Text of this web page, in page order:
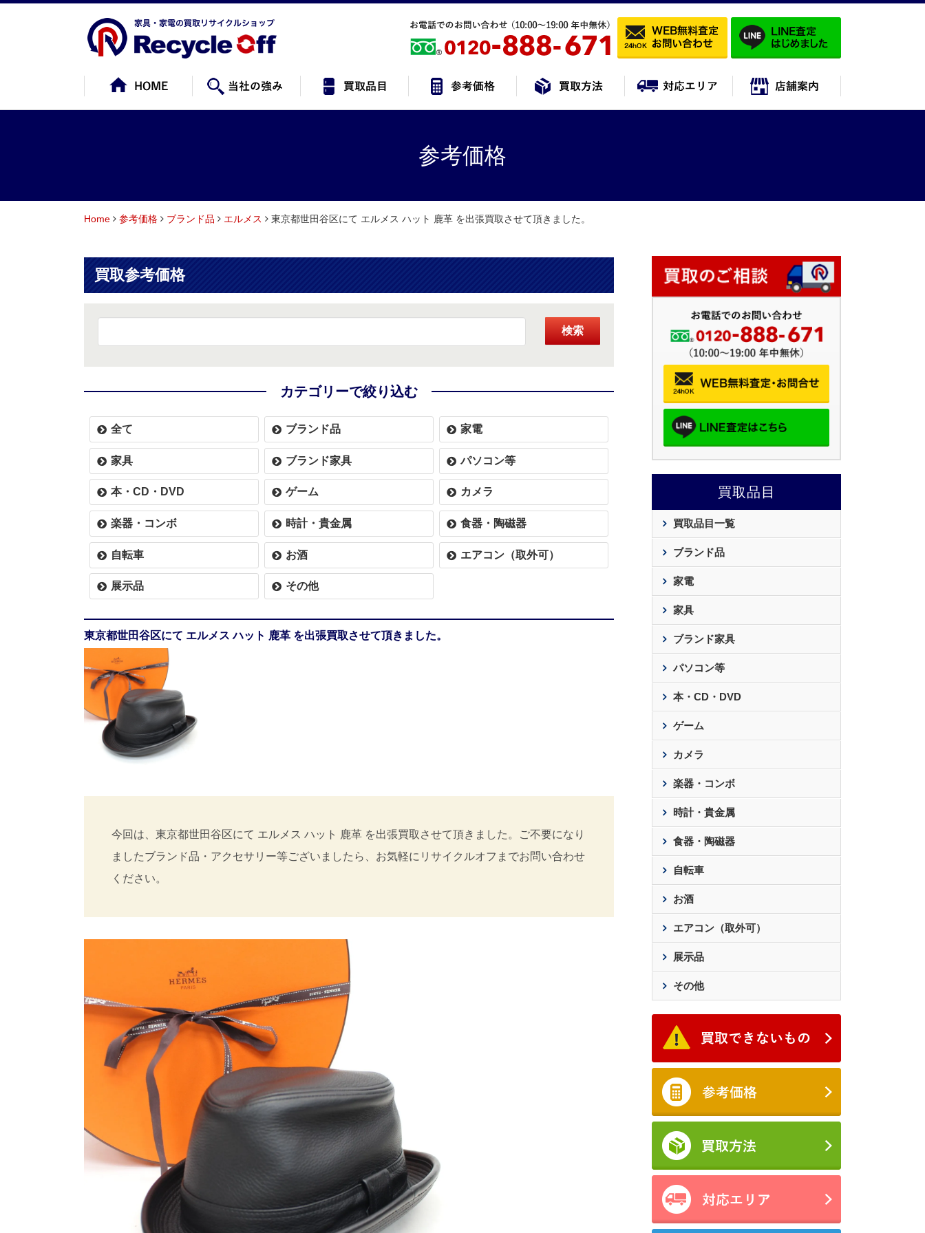
参考価格
Home 参考価格 ブランド品 エルメス 東京都世田谷区にて エルメス ハット 鹿革 を出張買取させて頂きました。
買取参考価格
検索
カテゴリーで絞り込む
全て ブランド品 家電
家具 ブランド家具 パソコン等
本・CD・DVD ゲーム カメラ
楽器・コンボ 時計・貴金属 食器・陶磁器
自転車 お酒 エアコン（取外可）
展示品 その他
東京都世田谷区にて エルメス ハット 鹿革 を出張買取させて頂きました。
今回は、東京都世田谷区にて エルメス ハット 鹿革 を出張買取させて頂きました。ご不要になり
ましたブランド品・アクセサリー等ございましたら、お気軽にリサイクルオフまでお問い合わせ
ください。
買取品目
買取品目一覧
ブランド品
家電
家具
ブランド家具
パソコン等
本・CD・DVD
ゲーム
カメラ
楽器・コンボ
時計・貴金属
食器・陶磁器
自転車
お酒
エアコン（取外可）
展示品
その他